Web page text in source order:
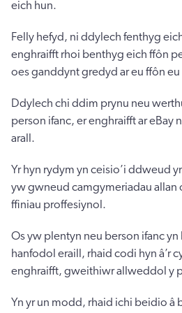
eich hun.
Felly hefyd, ni ddylech fenthyg
enghraifft rhoi benthyg eich ffôn
oes ganddynt gredyd ar eu ffôn eu
Ddylech chi ddim prynu neu
person ifanc, er enghraifft ar eBay
arall.
Yr hyn rydym yn ceisio’i ddweud
yw gwneud camgymeriadau allan
ffiniau proffesiynol.
Os yw plentyn neu berson ifanc
hanfodol eraill, rhaid codi hyn â’r
enghraifft, gweithiwr allweddol y
Yn yr un modd, rhaid ichi beidio â